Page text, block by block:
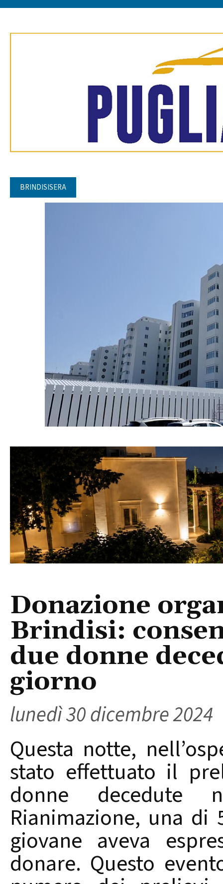
BRINDISISERA
Donazione
Brindisi:
due donne
giorno
lunedì 30 dicembre 2024
Questa notte,
stato effettuato il
donne decedute
Rianimazione, una
giovane aveva
donare. Questo